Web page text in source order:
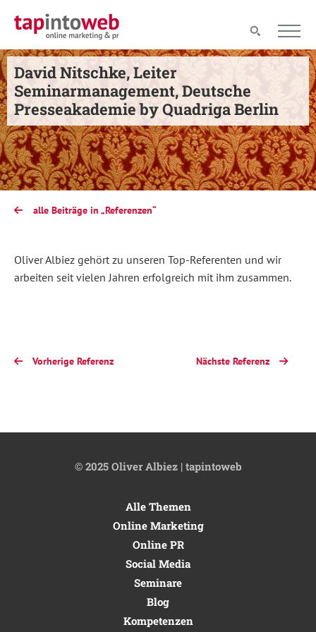
David Nitschke, Leiter
Seminarmanagement, Deutsche
Presseakademie by Quadriga Berlin
alle Beiträge in „Referenzen“
Oliver Albiez gehört zu unseren Top-Referenten und wir
arbeiten seit vielen Jahren erfolgreich mit ihm zusammen.
Vorherige Referenz Nächste Referenz
© 2025 Oliver Albiez | tapintoweb
Alle Themen
Online Marketing
Online PR
Social Media
Seminare
Blog
Kompetenzen